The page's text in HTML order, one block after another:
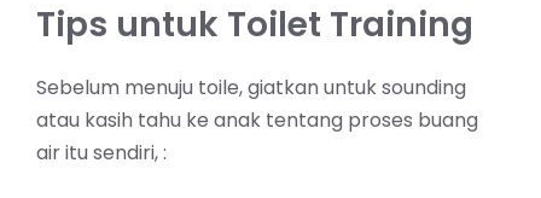
Tips untuk Toilet Training
Sebelum menuju toile, giatkan untuk sounding
atau kasih tahu ke anak tentang proses buang
air itu sendiri, :